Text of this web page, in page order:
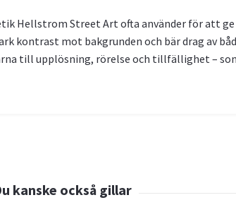
Hellstrom Street Art ofta använder för att
kontrast mot bakgrunden och bär drag av
till upplösning, rörelse och tillfällighet –